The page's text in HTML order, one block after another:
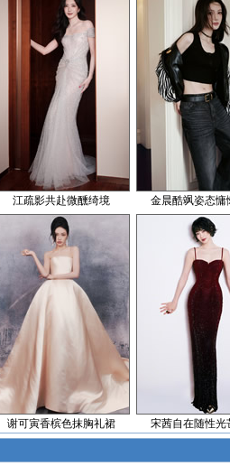
江疏影共赴微醺绮境 金晨酷飒姿态慵
谢可寅香槟色抹胸礼裙 宋茜自在随性光